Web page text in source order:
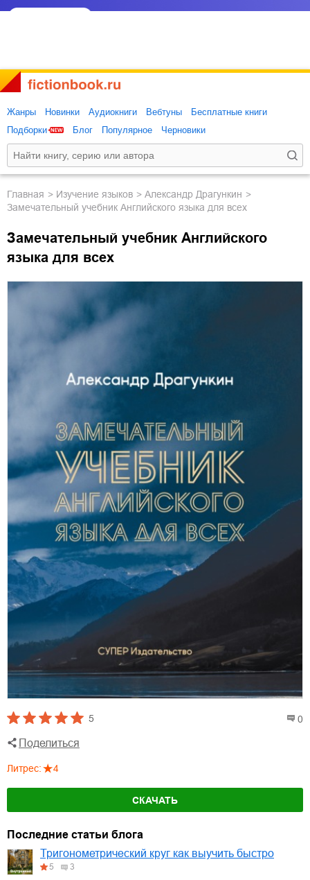
Жанры Новинки Аудиокниги Вебтуны
Бесплатные книги
Подборки
Блог Популярное Черновики
Главная изучение языков
Александр Драгункин
Замечательный учебник Английского языка для всех
Замечательный учебник Английского
языка для всех
5 0
Поделиться
Литрес: 4
СКАЧАТЬ
Последние статьи блога
Тригонометрический круг как выучить быстро
5 3